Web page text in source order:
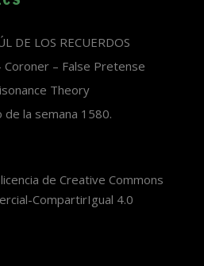
DE LOS RECUERDOS
Coroner – False Pretense
Theory
la semana 1580.
licencia de Creative Commons
CompartirIgual 4.0